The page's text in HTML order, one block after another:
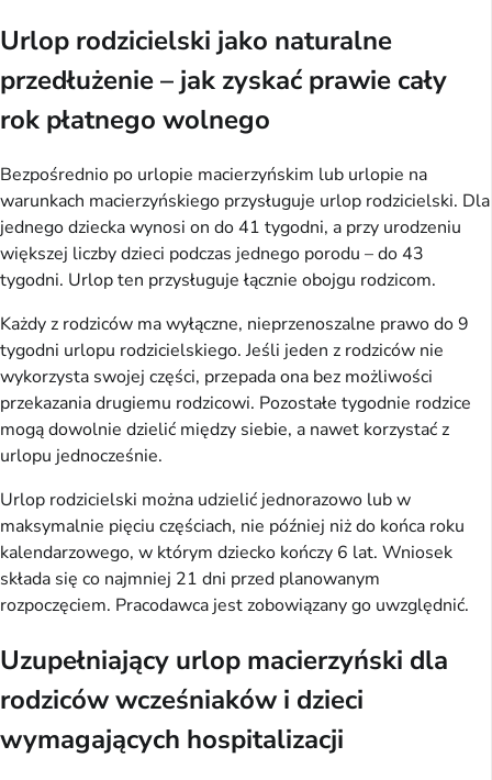
Urlop rodzicielski jako naturalne
przedłużenie – jak zyskać prawie cały
rok płatnego wolnego
Bezpośrednio po urlopie macierzyńskim lub urlopie na
warunkach macierzyńskiego przysługuje urlop rodzicielski. Dla
jednego dziecka wynosi on do 41 tygodni, a przy urodzeniu
większej liczby dzieci podczas jednego porodu – do 43
tygodni. Urlop ten przysługuje łącznie obojgu rodzicom.
Każdy z rodziców ma wyłączne, nieprzenoszalne prawo do 9
tygodni urlopu rodzicielskiego. Jeśli jeden z rodziców nie
wykorzysta swojej części, przepada ona bez możliwości
przekazania drugiemu rodzicowi. Pozostałe tygodnie rodzice
mogą dowolnie dzielić między siebie, a nawet korzystać z
urlopu jednocześnie.
Urlop rodzicielski można udzielić jednorazowo lub w
maksymalnie pięciu częściach, nie później niż do końca roku
kalendarzowego, w którym dziecko kończy 6 lat. Wniosek
składa się co najmniej 21 dni przed planowanym
rozpoczęciem. Pracodawca jest zobowiązany go uwzględnić.
Uzupełniający urlop macierzyński dla
rodziców wcześniaków i dzieci
wymagających hospitalizacji